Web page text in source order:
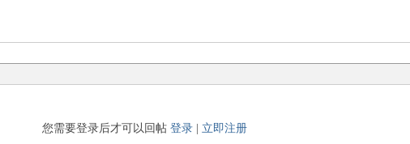
您需要登录后才可以回帖 登录| 立即注册